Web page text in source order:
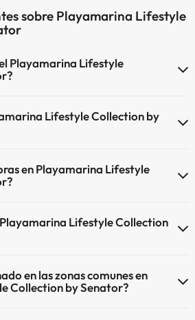
sobre Playamarina Lifestyle
Playamarina Lifestyle
Collection by Senator dispone de Wi-Fi.
Lifestyle Collection by
Aquí tienes más info sobre la piscina y
en Playamarina Lifestyle
Lifestyle Collection
en las zonas comunes en
Collection by Senator?